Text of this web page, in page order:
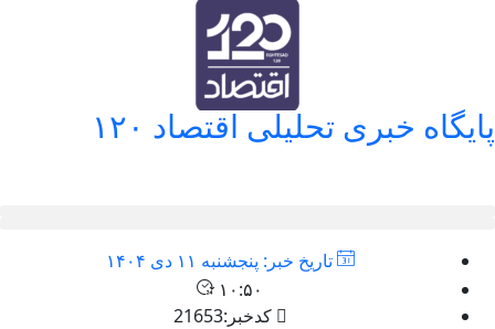
پایگاه خبری تحلیلی اقتصاد ۱۲۰
تاریخ خبر: پنجشنبه ۱۱ دی ۱۴۰۴
۱۰:۵۰
کدخبر:21653